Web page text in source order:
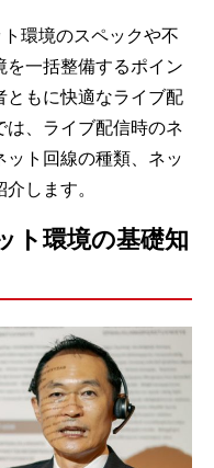
環境のスペックや不
一括整備するポイン
ともに快適なライブ配
、ライブ配信時のネ
ト回線の種類、ネッ
します。
ト環境の基礎知